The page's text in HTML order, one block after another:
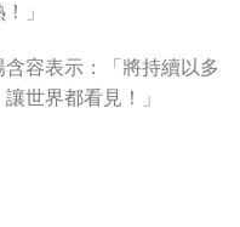
」
容表示：「將持續以多
世界都看見！」